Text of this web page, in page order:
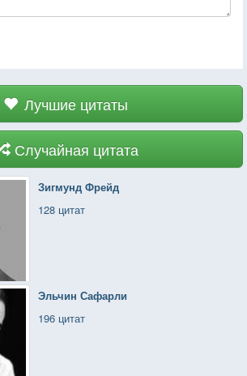
Лучшие цитаты
Случайная цитата
Зигмунд Фрейд
128 цитат
Эльчин Сафарли
196 цитат